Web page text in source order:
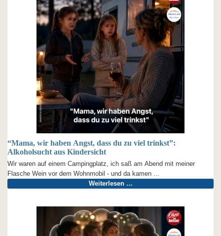
“Mama, wir haben Angst, dass du zu viel trinkst”:
Alkoholsucht aus Kindersicht
Wir waren auf einem Campingplatz, ich saß am Abend mit meiner
Flasche Wein vor dem Wohnmobil - und da kamen ...
Weiterlesen …